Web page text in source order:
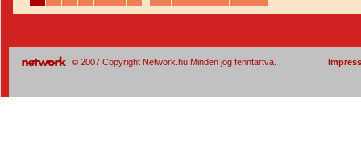
© 2007 Copyright Network.hu Minden jog fenntartva.